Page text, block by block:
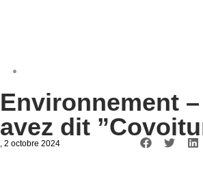
Environnement
avez dit
, 2 octobre 2024